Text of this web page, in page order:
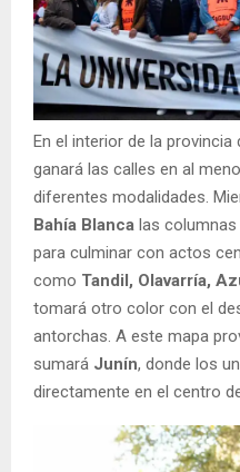
En el interior de la
ganará las calles en al
diferentes modalidades.
Bahía Blanca las columnas
para culminar con actos
como Tandil, Olavarría,
tomará otro color con el
antorchas. A este mapa
sumará Junín, donde los
directamente en el centro